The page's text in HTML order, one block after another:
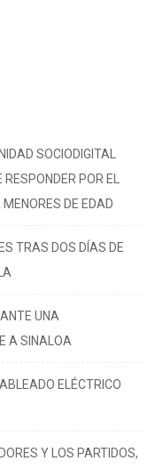
SOCIODIGITAL
POR EL
DE EDAD
TRAS DOS DÍAS DE
UNA
A SINALOA
ELÉCTRICO
Y LOS PARTIDOS,